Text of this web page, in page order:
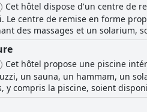
Cet hôtel dispose d'un centre de
Le centre de remise en forme
des massages et un solarium,
Cet hôtel propose une piscine
un sauna, un hammam, un
y compris la piscine, soient